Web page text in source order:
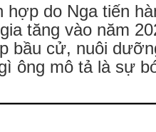
hợp do Nga tiến
tăng vào năm
bầu cử, nuôi
ông mô tả là sự